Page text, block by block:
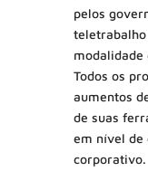
pelos
Todos os
aumentos
de suas
em nível de
corporativo.